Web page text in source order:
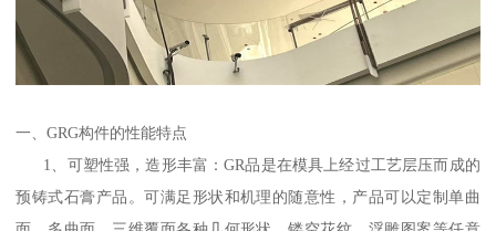
一、GRG构件的性能特点
1、可塑性强，造形丰富：GR品是在模具上经过工艺层压而成的
预铸式石膏产品。可满足形状和机理的随意性，产品可以定制单曲